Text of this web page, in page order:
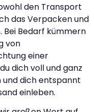
den Transport
das Verpacken und
Bei Bedarf kümmern
von
einer
dich voll und ganz
und dich entspannt
einleben.